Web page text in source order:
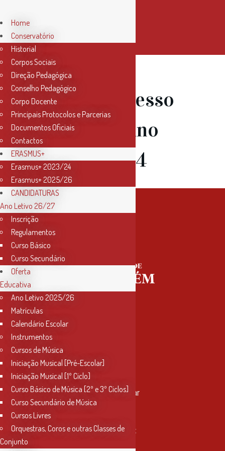
14 Set
Regresso
às aulas – Ano
Letivo 23/24
Contactos
Rua Miguel Bombarda, nº 4, 1º andar
2000-080 Santarém
info@conservatoriosantarem.pt
Home
Conservatório
Historial
Corpos Sociais
Direção Pedagógica
Conselho Pedagógico
Corpo Docente
Principais Protocolos e Parcerias
Documentos Oficiais
Contactos
ERASMUS+
Erasmus+ 2023/24
Erasmus+ 2025/26
CANDIDATURAS
Ano Letivo 26/27
Inscrição
Regulamentos
Curso Básico
Curso Secundário
Oferta
Educativa
Ano Letivo 2025/26
Matrículas
Calendário Escolar
Instrumentos
Cursos de Música
Iniciação Musical [Pré-Escolar]
Iniciação Musical [1º Ciclo]
Curso Básico de Música [2º e 3º Ciclos]
Curso Secundário de Música
Cursos Livres
Orquestras, Coros e outras Classes de
Conjunto